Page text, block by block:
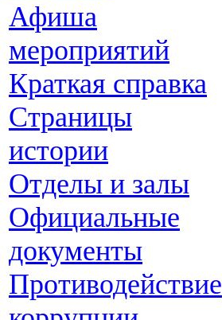
Афиша
мероприятий
Краткая справка
Страницы
истории
Отделы и залы
Официальные
документы
Противодействие